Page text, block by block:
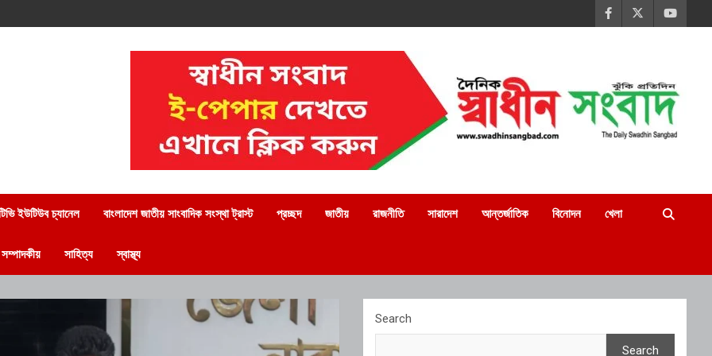
ইউটিউব চ্যানেল বাংলাদেশ জাতীয় সাংবাদিক সংস্থা ট্রাস্ট প্রচ্ছদ জাতীয় রাজনীতি সারাদেশ আন্তর্জাতিক বিনোদন খেলা
সম্পাদকীয় সাহিত্য স্বাস্থ্য
Search
Search